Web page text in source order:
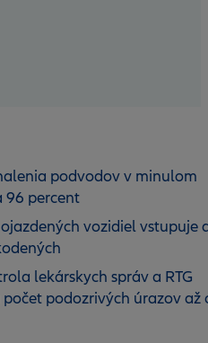
podvodov v minulom
96 percent
vozidiel vstupuje
lekárskych správ a RTG
podozrivých úrazov až